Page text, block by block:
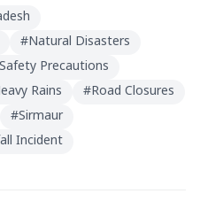
#Natural Disasters
Safety Precautions
Rains #Road Closures
#Sirmaur
Incident